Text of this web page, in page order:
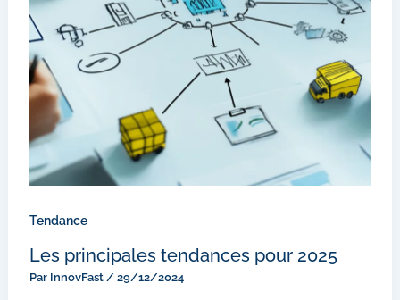
Tendance
Les principales tendances pour 2025
Par InnovFast / 29/12/2024